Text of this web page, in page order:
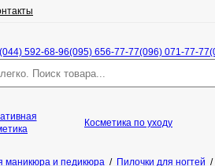
(044) 592-68-96(095) 656-77-77(096) 071-77-77
маникюра и педикюра/ Пилочки для ногтей /
Косметика по уходу